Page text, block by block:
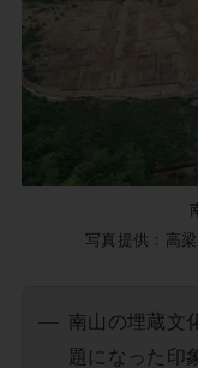
写真提供：高
南山の埋蔵文
題になった印